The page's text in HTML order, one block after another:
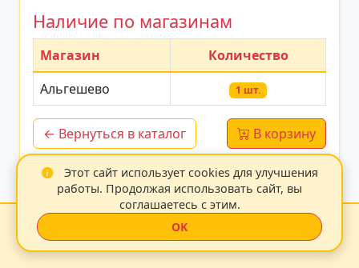
Наличие по магазинам
Магазин
Количество
Альгешево
1 шт.
← Вернуться в каталог В корзину
Данные обновлены: 14.07.2026 20:37:25
Zoo21 2026
С любовью к животным
Этот сайт использует cookies для улучшения
работы. Продолжая использовать сайт, вы
соглашаетесь с этим.
OK